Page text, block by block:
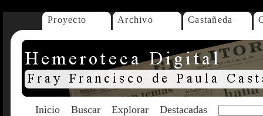
Proyecto Archivo Castañeda
Inicio Buscar Explorar Destacadas